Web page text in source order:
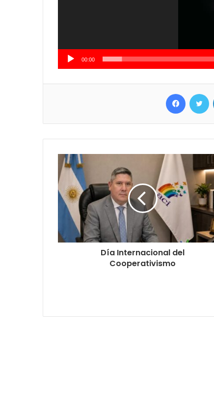
00:00
Día Internacional del
Cooperativismo